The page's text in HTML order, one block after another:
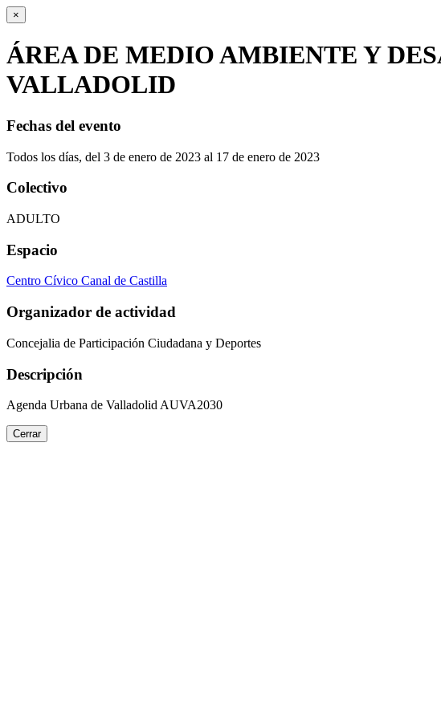
×
ÁREA DE MEDIO AMBIENTE Y
VALLADOLID
Fechas del evento
Todos los días, del 3 de enero de 2023 al 17 de enero de 2023
Colectivo
ADULTO
Espacio
Centro Cívico Canal de Castilla
Organizador de actividad
Concejalia de Participación Ciudadana y Deportes
Descripción
Agenda Urbana de Valladolid AUVA2030
Cerrar